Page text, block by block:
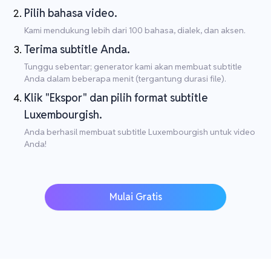
Pilih bahasa video.
Kami mendukung lebih dari 100 bahasa, dialek, dan aksen.
Terima subtitle Anda.
Tunggu sebentar; generator kami akan membuat subtitle
Anda dalam beberapa menit (tergantung durasi file).
Klik "Ekspor" dan pilih format subtitle
Luxembourgish.
Anda berhasil membuat subtitle Luxembourgish untuk video
Anda!
Mulai Gratis